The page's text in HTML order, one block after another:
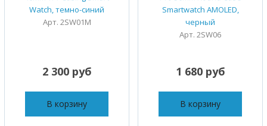
Watch, темно-синий
Арт. 2SW01M
2 300 руб
В корзину
Smartwatch AMOLED,
черный
Арт. 2SW06
1 680 руб
В корзину